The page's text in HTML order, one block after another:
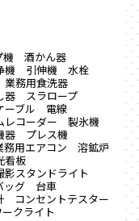
機
酒かん器
機 引伸機
水栓
業務用食洗器
器
スラロープ
ーブル
電線
レコーダー
製氷機
器
プレス機
務用エアコン
溶鉱炉
看板
影スタンドライト
ッグ
台車
コンセントテスター
ークライト